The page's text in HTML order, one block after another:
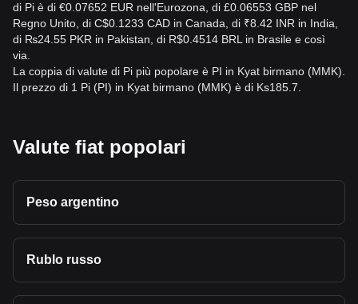
di Pi è di €0.07652 EUR nell'Eurozona, di £0.06553 GBP nel
Regno Unito, di C$0.1233 CAD in Canada, di ₹8.42 INR in India,
di ₨24.55 PKR in Pakistan, di R$0.4514 BRL in Brasile e così
via.
La coppia di valute di Pi più popolare è PI in Kyat birmano (MMK).
Il prezzo di 1 Pi (PI) in Kyat birmano (MMK) è di Ks185.7.
Valute fiat popolari
Peso argentino
Rublo russo